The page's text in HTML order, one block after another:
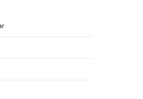
si obiecte de